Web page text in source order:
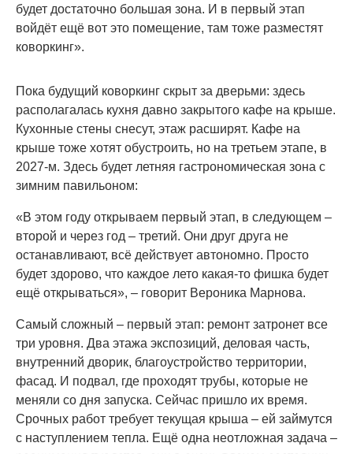
будет достаточно большая зона. И в первый этап
войдёт ещё вот это помещение, там тоже разместят
коворкинг».
Пока будущий коворкинг скрыт за дверьми: здесь
располагалась кухня давно закрытого кафе на крыше.
Кухонные стены снесут, этаж расширят. Кафе на
крыше тоже хотят обустроить, но на третьем этапе, в
2027-м. Здесь будет летняя гастрономическая зона с
зимним павильоном:
«В этом году открываем первый этап, в следующем –
второй и через год – третий. Они друг друга не
останавливают, всё действует автономно. Просто
будет здорово, что каждое лето какая-то фишка будет
ещё открываться», – говорит Вероника Марнова.
Самый сложный – первый этап: ремонт затронет все
три уровня. Два этажа экспозиций, деловая часть,
внутренний дворик, благоустройство территории,
фасад. И подвал, где проходят трубы, которые не
меняли со дня запуска. Сейчас пришло их время.
Срочных работ требует текущая крыша – ей займутся
с наступлением тепла. Ещё одна неотложная задача –